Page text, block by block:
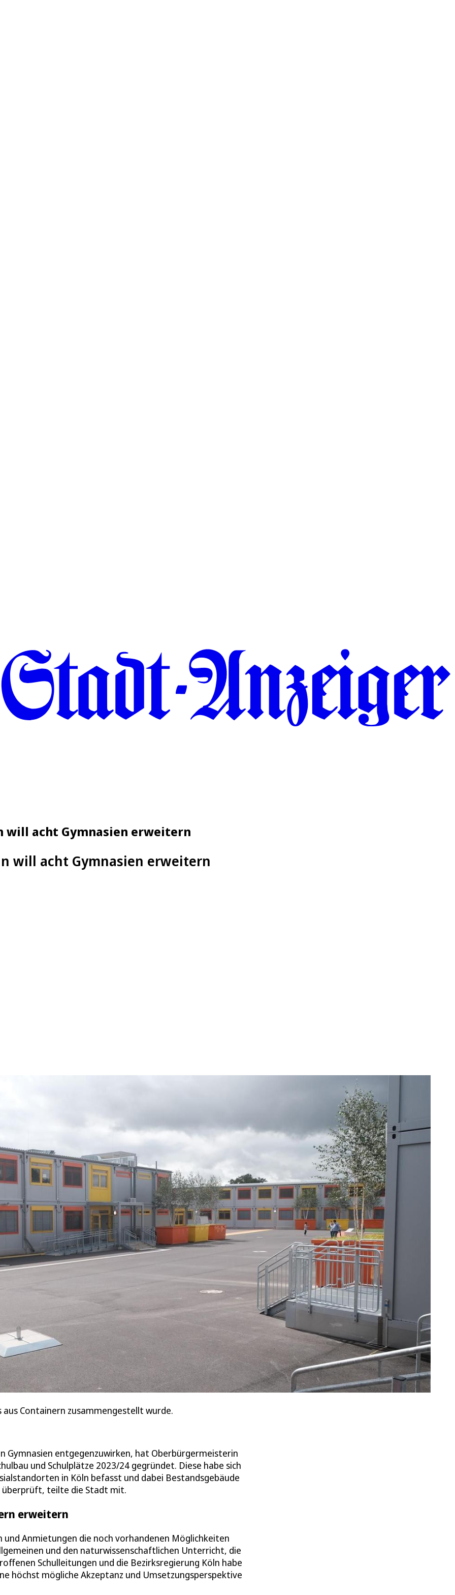
will acht Gymnasien erweitern
will acht Gymnasien erweitern
Containern zusammengestellt wurde.
Gymnasien entgegenzuwirken, hat Oberbürgermeisterin
und Schulplätze 2023/24 gegründet. Diese habe sich
in Köln befasst und dabei Bestandsgebäude
überprüft, teilte die Stadt mit.
erweitern
Anmietungen die noch vorhandenen Möglichkeiten
und den naturwissenschaftlichen Unterricht, die
Schulleitungen und die Bezirksregierung Köln habe
höchst mögliche Akzeptanz und Umsetzungsperspektive